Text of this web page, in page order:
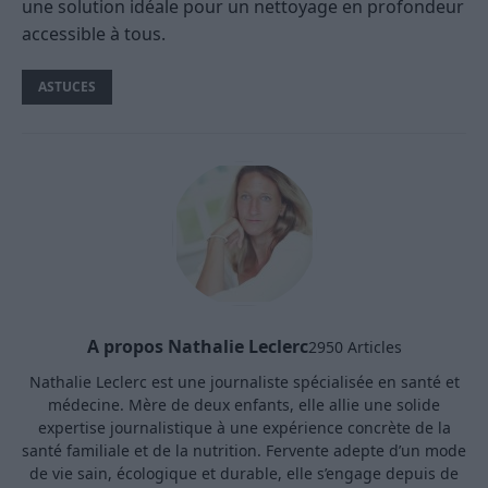
une solution idéale pour un nettoyage en profondeur
accessible à tous.
ASTUCES
A propos Nathalie Leclerc2950 Articles
Nathalie Leclerc est une journaliste spécialisée en santé et
médecine. Mère de deux enfants, elle allie une solide
expertise journalistique à une expérience concrète de la
santé familiale et de la nutrition. Fervente adepte d’un mode
de vie sain, écologique et durable, elle s’engage depuis de